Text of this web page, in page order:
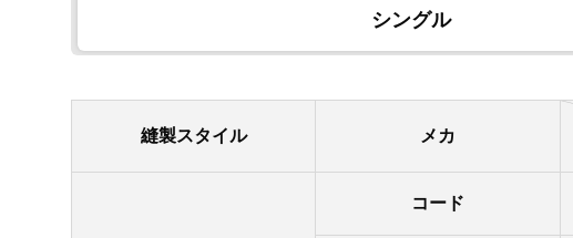
シングル
縫製スタイル メカ
コード